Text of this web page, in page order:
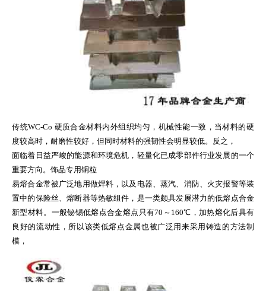
传统WC-Co 硬质合金材料内外组织均匀，机械性能一致，当材料的硬
度较高时，耐磨性较好，但同时材料的强韧性会明显较低。反之，
面临着日益严峻的能源和环境危机，轻量化已成零部件行业发展的一个
重要方向。饰品专用铜粒
易熔合金常被广泛地用做焊料，以及电器、蒸汽、消防、火灾报警等装
置中的保险丝、熔断器等热敏组件，是一类颇具发展潜力的低熔点合金
新型材料。一般铋锡低熔点合金熔点只有70～160℃，加热熔化后具有
良好的流动性，所以该类低熔点金属也被广泛用来采用铸造的方法制
模，